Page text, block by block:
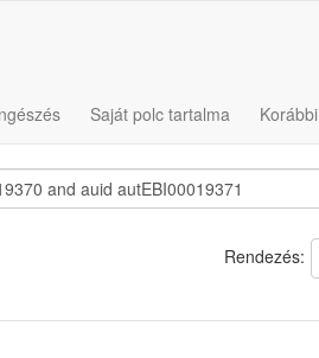
Saját polc tartalma
Rendezés: